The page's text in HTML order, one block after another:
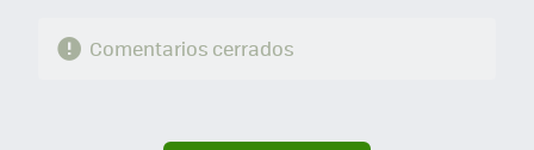
Comentarios cerrados